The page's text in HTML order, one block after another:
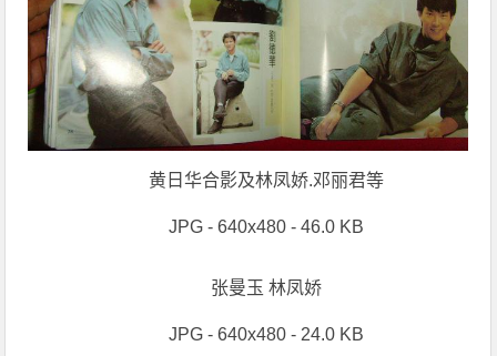
黄日华合影及林凤娇.邓丽君等
JPG - 640x480 - 46.0 KB
张曼玉 林凤娇
JPG - 640x480 - 24.0 KB